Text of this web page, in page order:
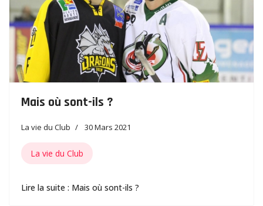
Mais où sont-ils ?
La vie du Club 30 Mars 2021
La vie du Club
Lire la suite : Mais où sont-ils ?